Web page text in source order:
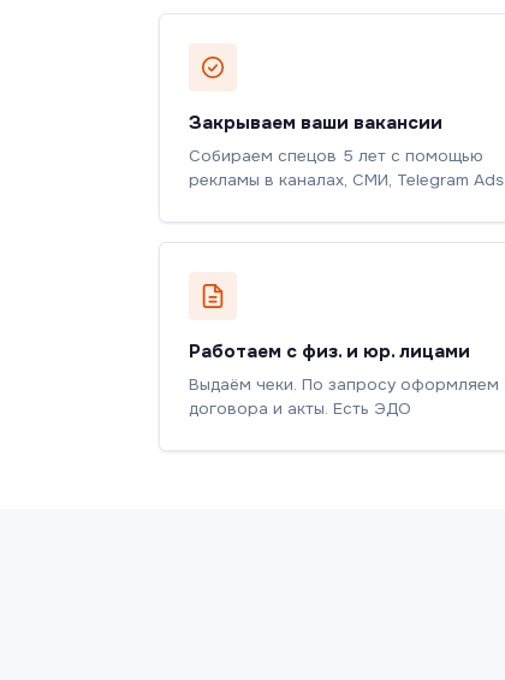
Закрываем ваши вакансии
Собираем спецов 5 лет с помощью
рекламы в каналах, СМИ, Telegram Ads
Работаем с физ. и юр. лицами
Выдаём чеки. По запросу оформляем
договора и акты. Есть ЭДО